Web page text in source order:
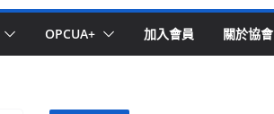
OPCUA+ 加入會員 關於協會